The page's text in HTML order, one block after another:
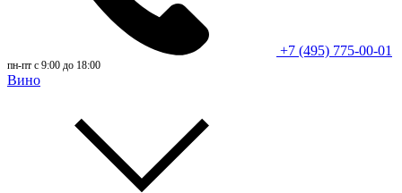
+7 (495) 775-00-01
пн-пт с 9:00 до 18:00
Вино